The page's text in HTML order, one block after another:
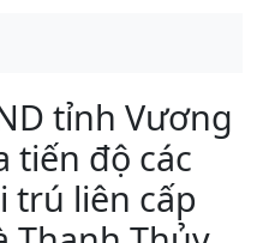
tỉnh Vương
tiến độ các
trú liên cấp